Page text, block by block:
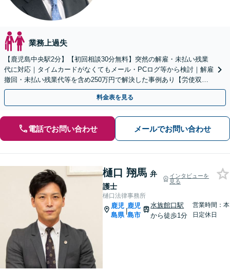
業務上過失
【鹿児島中央駅2分】【初回相談30分無料】突然の解雇・未払い残業
代に対応｜タイムカードがなくてもメール・PCログ等から検討｜解雇
撤回・未払い残業代等を含め250万円で解決した事例あり【労使双方
に対応】【弁護士歴10年以上】
料金表を見る
電話でお問い合わせ メールでお問い合わせ
樋口 翔馬 弁
護士
インタビューを
見る
樋口法律事務所
鹿児
島県
|
鹿児
島市
水族館口駅
から徒歩1分
営業時間：本
日定休日